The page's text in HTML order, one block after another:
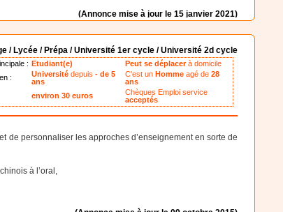
(Annonce mise à jour le 15 janvier 2021)
/ Lycée / Prépa / Université 1er cycle / Université 2d cycle
: Etudiant(e) Peut se déplacerà domicile
:
Université depuis- de 5
ans
C'est un Homme agé de28
ans
environ 30 euros
Chèques Emploi service
acceptés
de personnaliser les approches d’enseignement en sorte de
à l’oral,